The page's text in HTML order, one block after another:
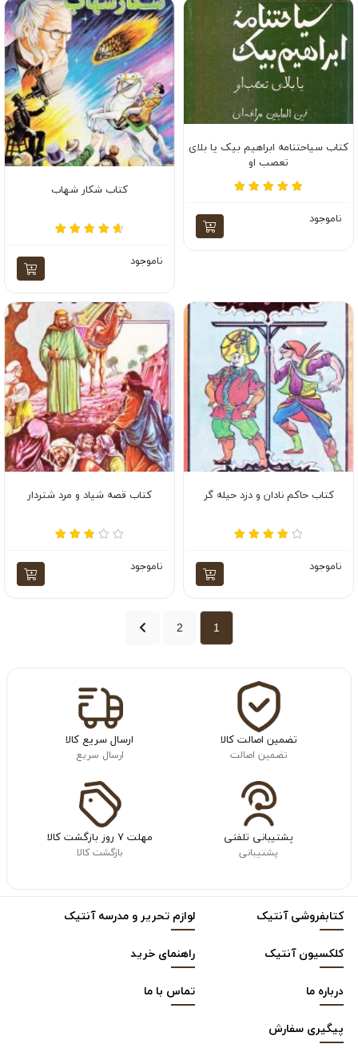
کتاب سیاحتنامه ابراهیم بیک یا بلای
تعصب او
ناموجود
کتاب شکار شهاب
ناموجود
کتاب حاکم نادان و دزد حیله گر
ناموجود
کتاب قصه شیاد و مرد شتردار
ناموجود
1
2
تضمین اصالت کالا
تضمین اصالت
ارسال سریع کالا
ارسال سریع
پشتیبانی تلفنی
پشتیبانی
مهلت ۷ روز بازگشت کالا
بازگشت کالا
کتابفروشی آنتیک
لوازم تحریر و مدرسه آنتیک
کلکسیون آنتیک
راهنمای خرید
درباره ما
تماس با ما
پیگیری سفارش